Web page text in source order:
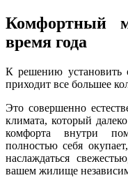
Комфортный
время года
К решению установить
приходит все большее
Это совершенно
климата, который
комфорта внутри
полностью себя
наслаждаться
вашем жилище